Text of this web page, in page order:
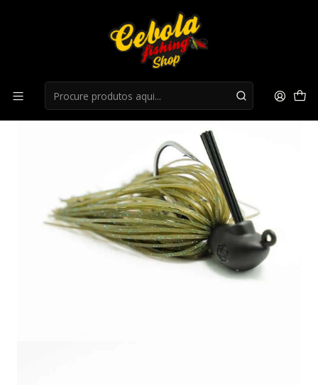
Jig DETOUR SHOOTER JIG